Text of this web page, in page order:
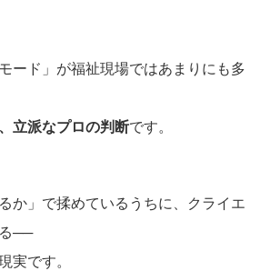
ード」が福祉現場ではあまりにも多
立派なプロの判断です。
か」で揉めているうちに、クライエ
──
実です。